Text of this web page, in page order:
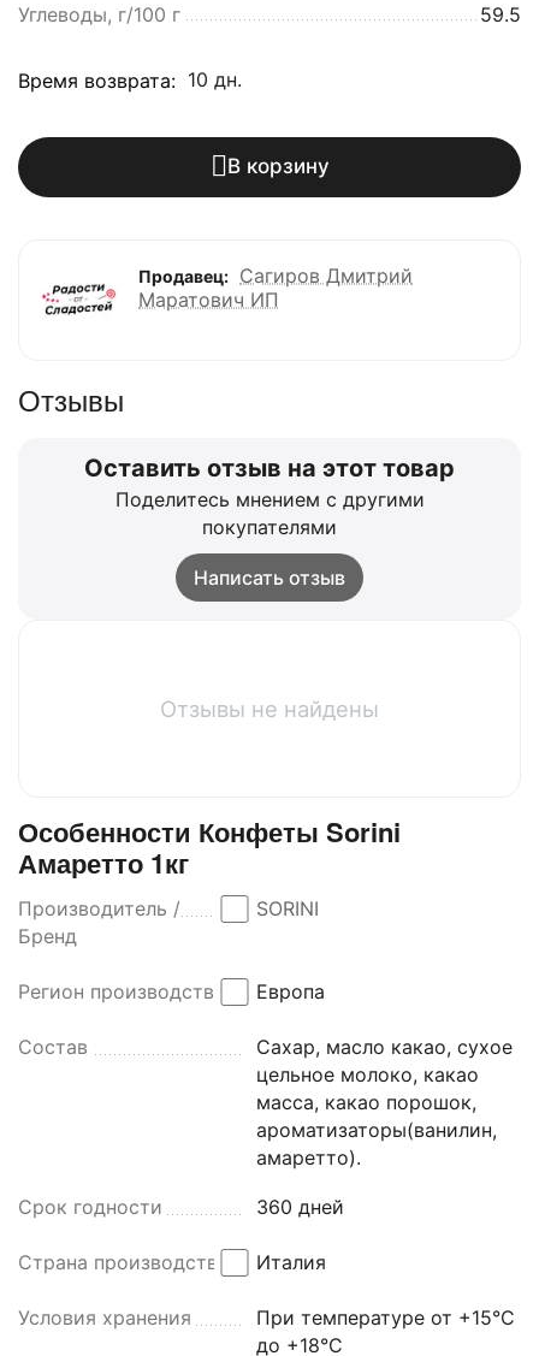
Углеводы, г/100 г
59.5
Время возврата: 10 дн.
В корзину
Продавец: Сагиров Дмитрий
Маратович ИП
Отзывы
Оставить отзыв на этот товар
Поделитесь мнением с другими
покупателями
Написать отзыв
Отзывы не найдены
Особенности Конфеты Sorini
Амаретто 1кг
Производитель /
Бренд
SORINI
Регион производства Европа
Состав
Сахар, масло какао, сухое
цельное молоко, какао
масса, какао порошок,
ароматизаторы(ванилин,
амаретто).
Срок годности 360 дней
Страна производства Италия
Условия хранения
При температуре от +15°С
до +18°С